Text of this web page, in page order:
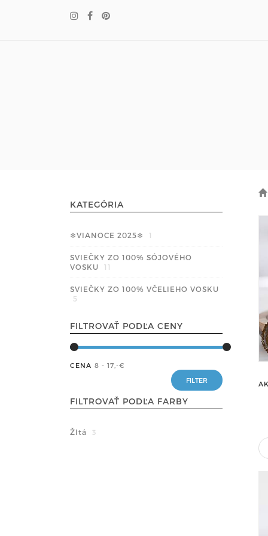
KATEGÓRIA
❄VIANOCE 2025❄ 1
SVIEČKY ZO 100% SÓJOVÉHO
VOSKU
11
SVIEČKY ZO 100% VČELIEHO VOSKU
5
FILTROVAŤ PODĽA CENY
CENA 8 - 17 ,-€
FILTROVAŤ PODĽA FARBY
Žltá 3